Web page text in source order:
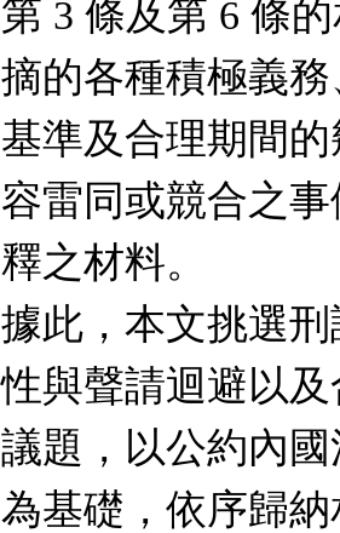
第 3 條及第 6 條
摘的各種積極義
基準及合理期間
容雷同或競合之
釋之材料。
據此，本文挑選
性與聲請迴避以
議題，以公約內
為基礎，依序歸